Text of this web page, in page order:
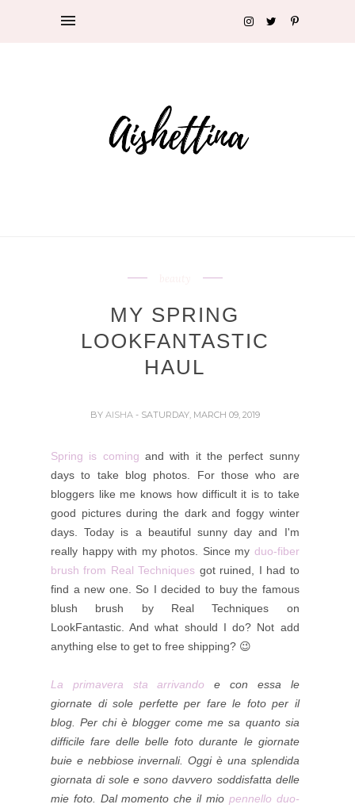
MY SPRING
LOOKFANTASTIC
HAUL
BY AISHA - SATURDAY, MARCH 09, 2019
Spring is coming and with it the perfect sunny
days to take blog photos. For those who are
bloggers like me knows how difficult it is to take
good pictures during the dark and foggy winter
days. Today is a beautiful sunny day and I'm
really happy with my photos. Since my duo-fiber
brush from Real Techniques got ruined, I had to
find a new one. So I decided to buy the famous
blush brush by Real Techniques on
LookFantastic. And what should I do? Not add
anything else to get to free shipping? 😉
La primavera sta arrivando e con essa le
giornate di sole perfette per fare le foto per il
blog. Per chi è blogger come me sa quanto sia
difficile fare delle belle foto durante le giornate
buie e nebbiose invernali. Oggi è una splendida
giornata di sole e sono davvero soddisfatta delle
mie foto. Dal momento che il mio pennello duo-